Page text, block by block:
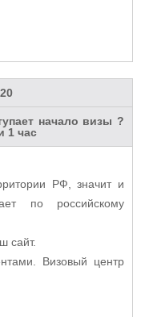
начало визы ?
1 час
РФ, значит и
по российскому
сайт.
Визовый центр